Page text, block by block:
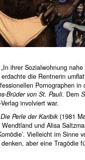
ihrer Sozialwohnung nahe
die Rentnerin
Pornographen in
Brüder von St. Pauli. Dem
involviert war.
Die Perle der Karibik (1981
und Alisa
Vielleicht im Sinne
aber eine Tragödie